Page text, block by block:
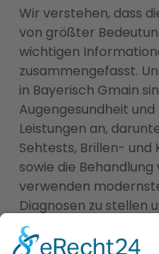
Wir verstehen, dass
von größter
wichtigen
zusammengefasst.
in Bayerisch Gmain
Augengesundheit
Leistungen an,
Sehtests, Brillen-
sowie die
verwenden
Diagnosen zu stellen
Versorgung zu
Patienten bieten wir